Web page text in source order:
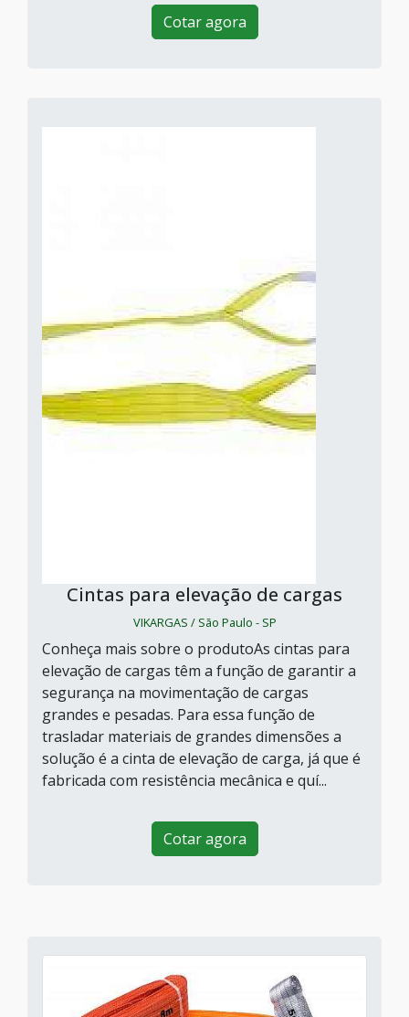
Cotar agora
Cintas para elevação de cargas
VIKARGAS / São Paulo - SP
Conheça mais sobre o produtoAs cintas para
elevação de cargas têm a função de garantir a
segurança na movimentação de cargas
grandes e pesadas. Para essa função de
trasladar materiais de grandes dimensões a
solução é a cinta de elevação de carga, já que é
fabricada com resistência mecânica e quí...
Cotar agora